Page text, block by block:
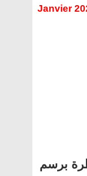
Janvier
برسم